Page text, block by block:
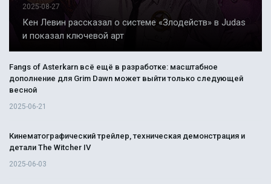
2025-08-27
Кен Левин рассказал о системе «Злодейств» в Judas
и показал ключевой арт
Fangs of Asterkarn всё ещё в разработке: масштабное
дополнение для Grim Dawn может выйти только следующей
весной
2025-06-21
Кинематографический трейлер, техническая демонстрация и
детали The Witcher IV
2025-06-03